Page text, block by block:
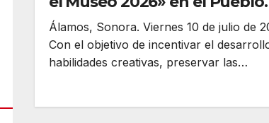
Mágico de Álamos
Álamos, Sonora. Viernes 10 de julio de
Con el objetivo de incentivar el
habilidades creativas, preservar las…